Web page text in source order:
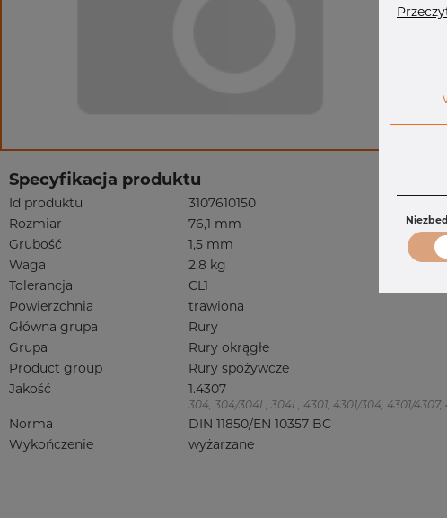
Specyfikacja produktu
Id produktu
3107610150
Rozmiar
76,1 mm
Grubość
1,5 mm
Waga
2.8 kg
Tolerancja
CL1
Powierzchnia
trawiona
Główna grupa
Rury
Grupa
Rury okrągłe
Product group
Rury spożywcze
Jakość
1.4307
304, 304/304L, 304L, 4301, 4301/304, 4301/4307,
Norma
DIN 11850/EN 10357 BC
Wykończenie
wyżarzane